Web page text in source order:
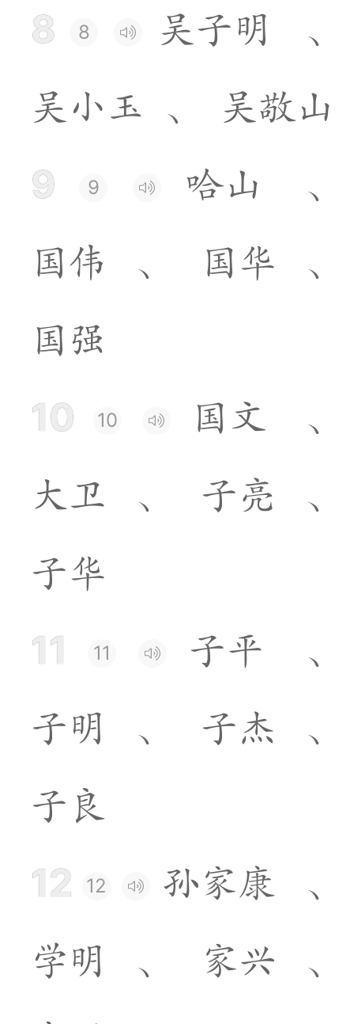
8 8 吴子明
、
吴 小玉 、 吴敬山
9 9 哈山
、
国伟 、 国 华
、
国 强
10 10 国 文
、
大卫 、 子亮
、
子华
11 11 子平
、
子明 、 子杰
、
子 良
12 12 孙家康
、
学明 、 家兴
、